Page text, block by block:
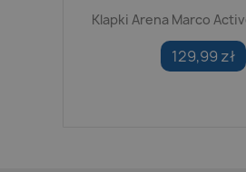
Klapki Arena Marco
129,99 zł